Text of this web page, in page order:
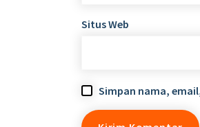
Situs Web
Simpan nama,